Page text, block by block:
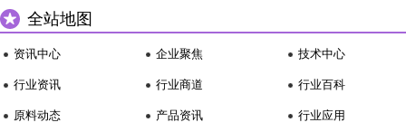
全站地图
资讯中心
行业资讯
原料动态
企业聚焦
行业商道
产品资讯
技术中心
行业百科
行业应用